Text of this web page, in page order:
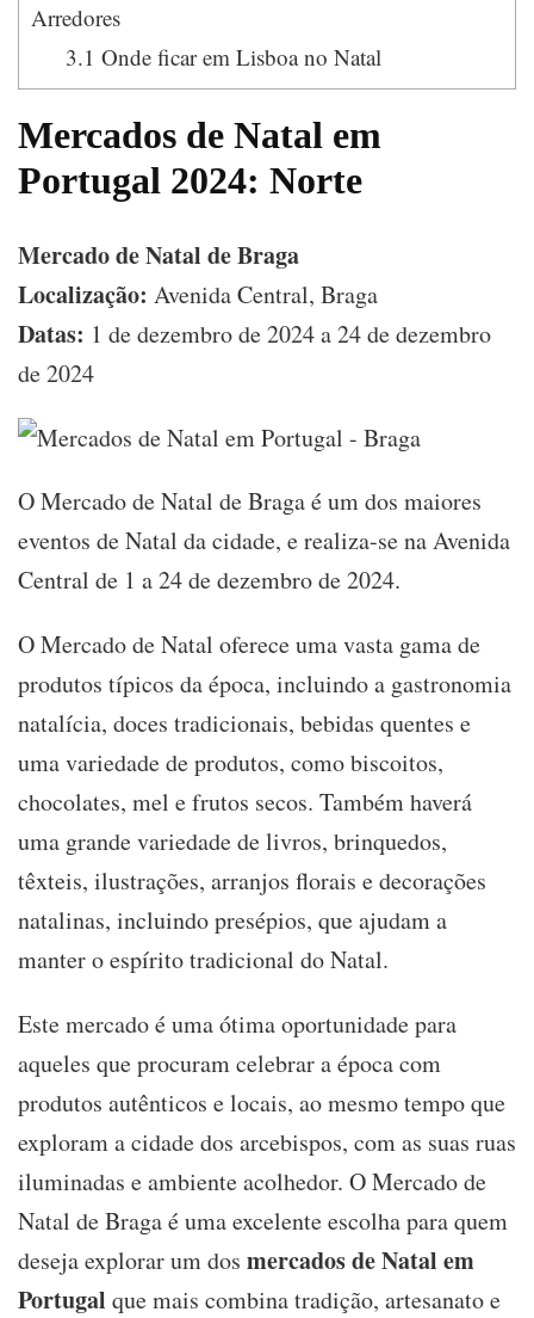
Arredores
3.1 Onde ficar em Lisboa no Natal
Mercados de Natal em
Portugal 2024: Norte
Mercado de Natal de Braga
Localização: Avenida Central, Braga
Datas: 1 de dezembro de 2024 a 24 de dezembro
de 2024
O Mercado de Natal de Braga é um dos maiores
eventos de Natal da cidade, e realiza-se na Avenida
Central de 1 a 24 de dezembro de 2024.
O Mercado de Natal oferece uma vasta gama de
produtos típicos da época, incluindo a gastronomia
natalícia, doces tradicionais, bebidas quentes e
uma variedade de produtos, como biscoitos,
chocolates, mel e frutos secos. Também haverá
uma grande variedade de livros, brinquedos,
têxteis, ilustrações, arranjos florais e decorações
natalinas, incluindo presépios, que ajudam a
manter o espírito tradicional do Natal.
Este mercado é uma ótima oportunidade para
aqueles que procuram celebrar a época com
produtos autênticos e locais, ao mesmo tempo que
exploram a cidade dos arcebispos, com as suas ruas
iluminadas e ambiente acolhedor. O Mercado de
Natal de Braga é uma excelente escolha para quem
deseja explorar um dos mercados de Natal em
Portugal que mais combina tradição, artesanato e